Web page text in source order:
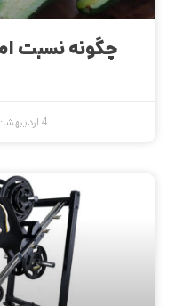
4 اردیبهشت 98